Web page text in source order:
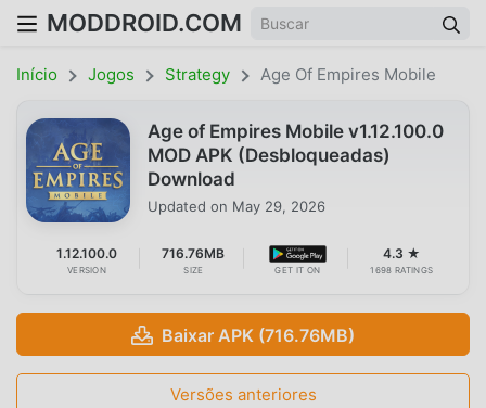
MODDROID.COM
Início Jogos Strategy Age Of Empires Mobile
Age of Empires Mobile v1.12.100.0
MOD APK (Desbloqueadas)
Download
Updated on May 29, 2026
1.12.100.0
VERSION
716.76MB
SIZE GET IT ON
4.3 ★
1698 RATINGS
Baixar APK (716.76MB)
Versões anteriores